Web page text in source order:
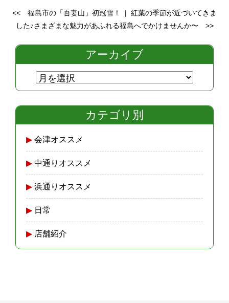
カテゴリ別
会津オススメ
中通りオススメ
浜通りオススメ
日常
店舗紹介
アーカイブ
<< 福島市の「吾妻山」初冠雪！ | 紅葉の季節が近づいてきま
した♪さまざまな魅力があふれる福島へでかけませんか〜 >>